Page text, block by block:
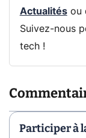
Actualitésou
Suivez-nous
tech !
Participer à